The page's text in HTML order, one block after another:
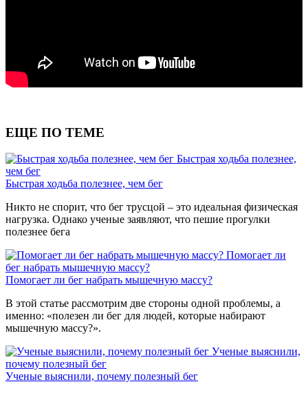
ЕЩЕ ПО ТЕМЕ
Быстрая ходьба полезнее,
чем бег
Быстрая ходьба полезнее, чем бег
Никто не спорит, что бег трусцой – это идеальная физическая
нагрузка. Однако ученые заявляют, что пешие прогулки
полезнее бега
Помогает ли
бег набрать мышечную массу?
Помогает ли бег набрать мышечную массу?
В этой статье рассмотрим две стороны одной проблемы, а
именно: «полезен ли бег для людей, которые набирают
мышечную массу?».
Ученые выяснили,
почему полезный бег
Ученые выяснили, почему полезный бег